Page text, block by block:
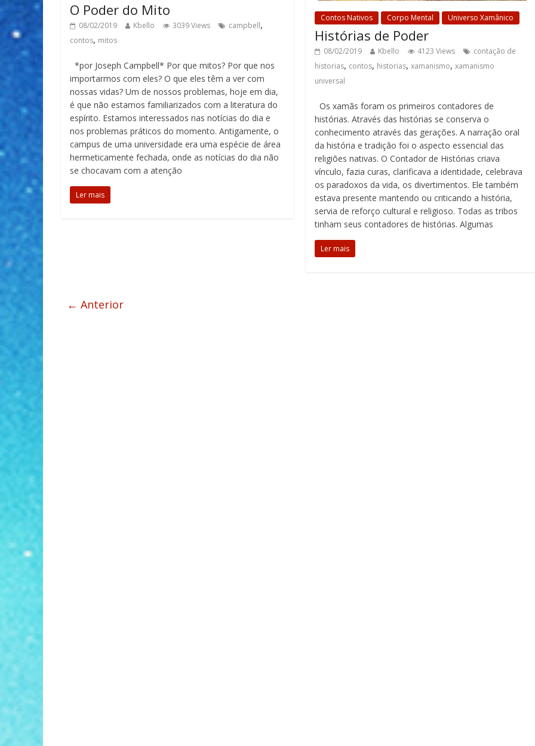
O Poder do Mito
08/02/2019 Kbello 3039 Views campbell,
contos, mitos
*por Joseph Campbell* Por que mitos? Por que nos
importarmos com eles? O que eles têm a ver com
nossas vidas? Um de nossos problemas, hoje em dia,
é que não estamos familiarizados com a literatura do
espírito. Estamos interessados nas notícias do dia e
nos problemas práticos do momento. Antigamente, o
campus de uma universidade era uma espécie de área
hermeticamente fechada, onde as notícias do dia não
se chocavam com a atenção
Ler mais
Contos Nativos Corpo Mental Universo Xamânico
Histórias de Poder
08/02/2019 Kbello 4123 Views
contação de
historias, contos, historias,xamanismo,xamanismo
universal
Os xamãs foram os primeiros contadores de
histórias. Através das histórias se conserva o
conhecimento através das gerações. A narração oral
da história e tradição foi o aspecto essencial das
religiões nativas. O Contador de Histórias criava
vínculo, fazia curas, clarificava a identidade, celebrava
os paradoxos da vida, os divertimentos. Ele também
estava presente mantendo ou criticando a história,
servia de reforço cultural e religioso. Todas as tribos
tinham seus contadores de histórias. Algumas
Ler mais
← Anterior